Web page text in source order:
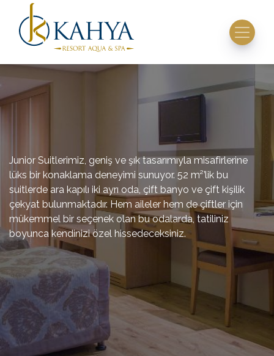
Junior Suitlerimiz, geniş ve şık tasarımıyla misafirlerine
lüks bir konaklama deneyimi sunuyor. 52 m²’lik bu
suitlerde ara kapılı iki ayrı oda, çift banyo ve çift kişilik
çekyat bulunmaktadır. Hem aileler hem de çiftler için
mükemmel bir seçenek olan bu odalarda, tatiliniz
boyunca kendinizi özel hissedeceksiniz.